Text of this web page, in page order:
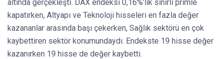
altında gerçekleşti. DAX endeksi 0,16%’lık sınırlı primle
kapatırken, Altyapı ve Teknoloji hisseleri en fazla değer
kazananlar arasında başı çekerken, Sağlık sektörü en çok
kaybettiren sektör konumundaydı. Endekste 19 hisse değer
kazanırken 19 hisse de değer kaybetti.